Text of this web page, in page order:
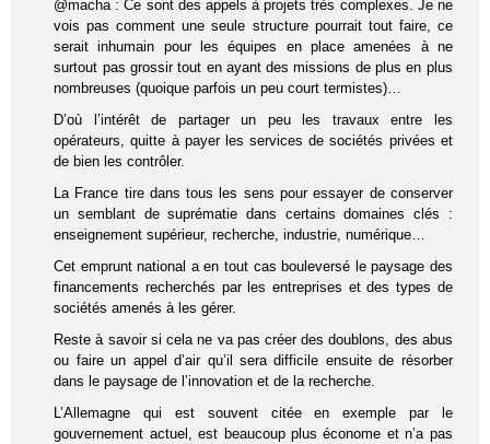
@macha : Ce sont des appels à projets très complexes. Je ne
vois pas comment une seule structure pourrait tout faire, ce
serait inhumain pour les équipes en place amenées à ne
surtout pas grossir tout en ayant des missions de plus en plus
nombreuses (quoique parfois un peu court termistes)…
D’où l’intérêt de partager un peu les travaux entre les
opérateurs, quitte à payer les services de sociétés privées et
de bien les contrôler.
La France tire dans tous les sens pour essayer de conserver
un semblant de suprématie dans certains domaines clés :
enseignement supérieur, recherche, industrie, numérique…
Cet emprunt national a en tout cas bouleversé le paysage des
financements recherchés par les entreprises et des types de
sociétés amenés à les gérer.
Reste à savoir si cela ne va pas créer des doublons, des abus
ou faire un appel d’air qu’il sera difficile ensuite de résorber
dans le paysage de l’innovation et de la recherche.
L’Allemagne qui est souvent citée en exemple par le
gouvernement actuel, est beaucoup plus économe et n’a pas